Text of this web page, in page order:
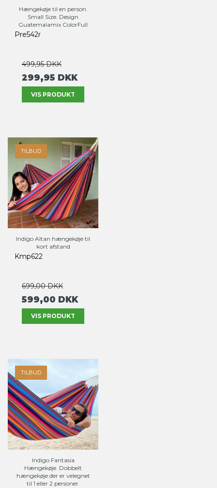
Hængekøje til en person.
Small Size. Design
Guatemalamix ColorFull
Pre542r
499,95 DKK
299,95 DKK
VIS PRODUKT
TILBUD
Indigo Altan hængekøje til
kort afstand
Kmp622
699,00 DKK
599,00 DKK
VIS PRODUKT
TILBUD
Indigo Fantasia
Hængekøje. Dobbelt
hængekøje der er velegnet
til 1 eller 2 personer.